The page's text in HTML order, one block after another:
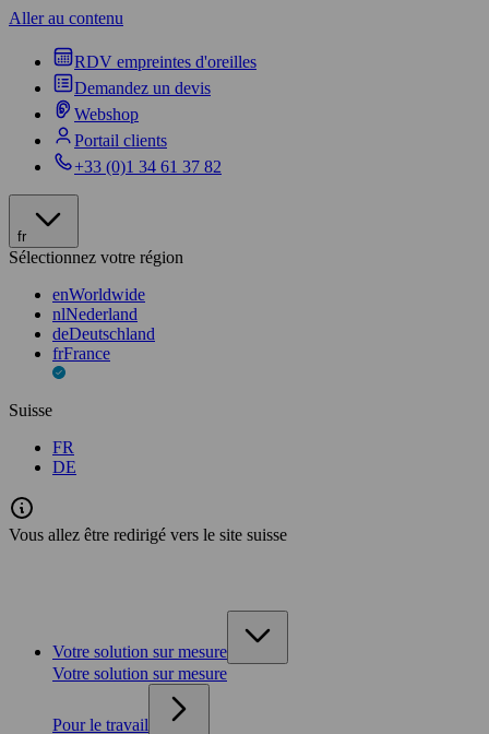
Aller au contenu
RDV empreintes d'oreilles
Demandez un devis
Webshop
Portail clients
+33 (0)1 34 61 37 82
fr
Sélectionnez votre région
enWorldwide
nlNederland
deDeutschland
frFrance
Suisse
FR
DE
Vous allez être redirigé vers le site suisse
Votre solution sur mesure
Votre solution sur mesure
Pour le travail